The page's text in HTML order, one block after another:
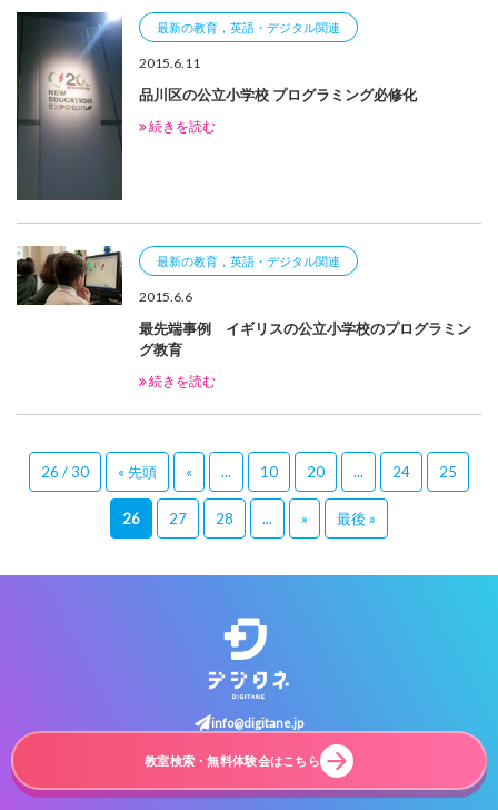
最新の教育，英語・デジタル関連
2015.6.11
品川区の公立小学校 プログラミング必修化
続きを読む
最新の教育，英語・デジタル関連
2015.6.6
最先端事例 イギリスの公立小学校のプログラミン
グ教育
続きを読む
26 / 30 « 先頭 « ... 10 20 ... 24 25
26 27 28 ... » 最後 »
info@digitane.jp
教室検索・無料体験会はこちら